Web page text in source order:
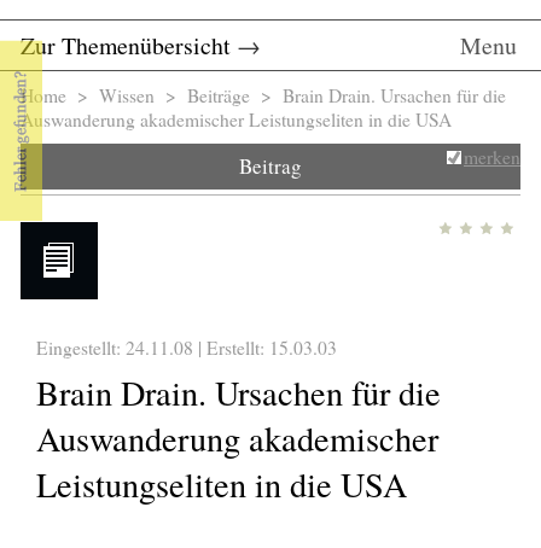
Zur Themenübersicht → Menu
Sie sind hier
Home > Wissen > Beiträge > Brain Drain. Ursachen für die
Auswanderung akademischer Leistungseliten in die USA
Beitrag merken
Eingestellt: 24.11.08 | Erstellt: 15.03.03
Brain Drain. Ursachen für die
Auswanderung akademischer
Leistungseliten in die USA